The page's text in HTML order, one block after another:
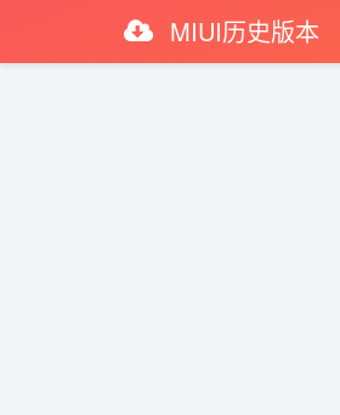
MIUI历史版本